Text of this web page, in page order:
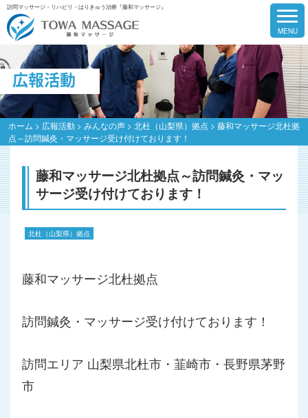
訪問マッサージ・リハビリ・はりきゅう治療『藤和マッサージ』
広報活動
ホーム > 広報活動> みんなの声> 北杜（山梨県）拠点 > 藤和マッサージ北杜拠
点～訪問鍼灸・マッサージ受け付けております！
藤和マッサージ北杜拠点～訪問鍼灸・マッ
サージ受け付けております！
北杜（山梨県）拠点
藤和マッサージ北杜拠点
訪問鍼灸・マッサージ受け付けております！
訪問エリア 山梨県北杜市・韮崎市・長野県茅野
市